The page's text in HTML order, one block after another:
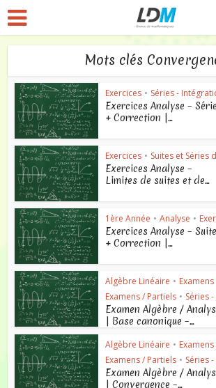
Mots clés
Exercices • Séries -
Exercices Analyse –
+ Correction |...
Exercices • Suites et Séries
Exercices Analyse –
Limites de suites et de...
1ère Année • Analyse •
Exercices Analyse –
+ Correction |...
Algèbre Linéaire •
Examens / Partiels • Séries
Examen Algèbre /
| Base canonique –...
Algèbre Linéaire •
Examens / Partiels • Séries
Examen Algèbre /
| Convergence –...